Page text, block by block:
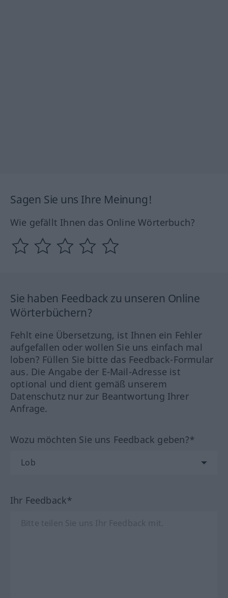
Sagen Sie uns Ihre Meinung!
Wie gefällt Ihnen das Online Wörterbuch?
Sie haben Feedback zu unseren Online
Wörterbüchern?
Fehlt eine Übersetzung, ist Ihnen ein Fehler
aufgefallen oder wollen Sie uns einfach mal
loben? Füllen Sie bitte das Feedback-Formular
aus. Die Angabe der E-Mail-Adresse ist
optional und dient gemäß unserem
Datenschutz nur zur Beantwortung Ihrer
Anfrage.
Wozu möchten Sie uns Feedback geben?*
Ihr Feedback*